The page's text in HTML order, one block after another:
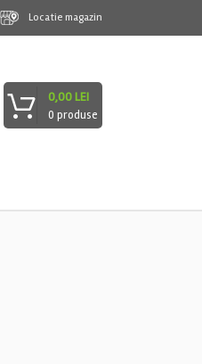
Locatie magazin
0 produse
0,00LEI